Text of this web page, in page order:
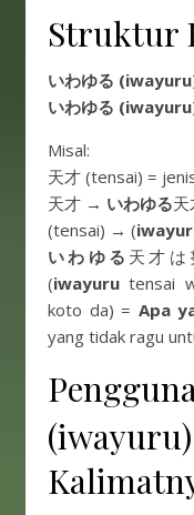
Struktur
いわゆる
いわゆる
Misal:
天才 (tensai) =
天才 → いわゆる天
(tensai) → (
いわゆる 天才
(iwayuru tensai
koto da) = Apa
yang tidak ragu